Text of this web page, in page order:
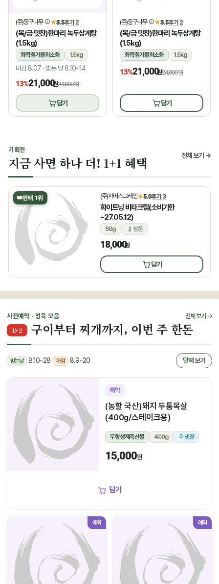
(주)둥구나무 ★3.5후기 2
(목/금 맛찬)한마리 녹두삼계탕
(1.5kg)
화학첨가물최소화
1.5kg
냉장
마감 8.07 · 받는 날 8.10~14
13%21,000원24,000원
담기
(주)둥구나무 ★3.5후기 2
(목/금 맛찬)한마리 녹두삼계탕
(1.5kg)
화학첨가물최소화
1.5kg
냉장
13%21,000원24,000원
담기
기획전
지금 사면 하나 더! 1+1 혜택 전체 보기 →
👑판매 1위 (주)파머스그레인★5.0후기 3
화이트닝 비타크림(소비기한
~27.05.12)
50g 상온
18,000원
담기
사전예약 · 정육 모음 전체 보기 →
D-2 구이부터 찌개까지, 이번 주 한돈
받는날 8.10~28· 마감 8.9~20 달력 보기
예약
(농할 국산)돼지 두툼목살
(400g/스테이크용)
무항생제축산물 400g 냉장
15,000원
담기
예약 예약